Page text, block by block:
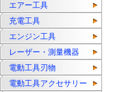
エアー工具
充電工具
エンジン工具
レーザー・測量機器
電動工具刃物
電動工具アクセサリー